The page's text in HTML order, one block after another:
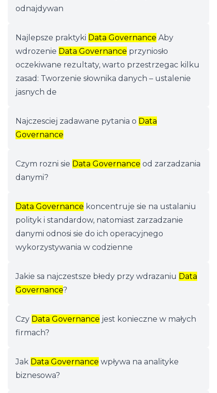
odnajdywan
Najlepsze praktyki Data Governance Aby
wdrozenie Data Governance przyniosło
oczekiwane rezultaty, warto przestrzegac kilku
zasad: Tworzenie słownika danych – ustalenie
jasnych de
Najczesciej zadawane pytania o Data
Governance
Czym rozni sie Data Governance od zarzadzania
danymi?
Data Governance koncentruje sie na ustalaniu
polityk i standardow, natomiast zarzadzanie
danymi odnosi sie do ich operacyjnego
wykorzystywania w codzienne
Jakie sa najczestsze błedy przy wdrazaniu Data
Governance?
Czy Data Governance jest konieczne w małych
firmach?
Jak Data Governance wpływa na analityke
biznesowa?